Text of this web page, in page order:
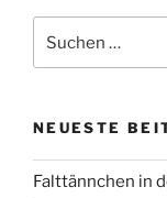
nach:
NEUESTE
Falttännchen in